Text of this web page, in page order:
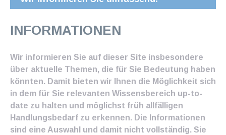
INFORMATIONEN
Wir informieren Sie auf dieser Site insbesondere
über aktuelle Themen, die für Sie Bedeutung haben
könnten. Damit bieten wir Ihnen die Möglichkeit sich
in dem für Sie relevanten Wissensbereich up-to-
date zu halten und möglichst früh allfälligen
Handlungsbedarf zu erkennen. Die Informationen
sind eine Auswahl und damit nicht vollständig. Sie